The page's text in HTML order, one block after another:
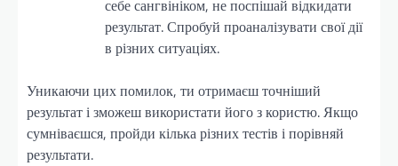
себе сангвініком, не поспішай відкидати
результат. Спробуй проаналізувати свої дії
в різних ситуаціях.
Уникаючи цих помилок, ти отримаєш точніший
результат і зможеш використати його з користю. Якщо
сумніваєшся, пройди кілька різних тестів і порівняй
результати.